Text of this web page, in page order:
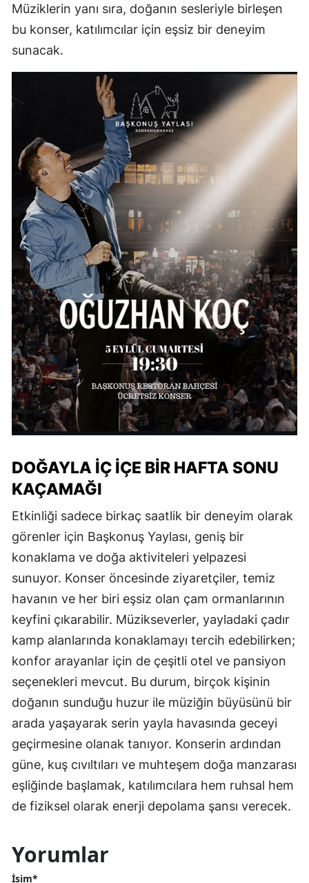
Müziklerin yanı sıra, doğanın sesleriyle birleşen
bu konser, katılımcılar için eşsiz bir deneyim
sunacak.
DOĞAYLA İÇ İÇE BİR HAFTA SONU
KAÇAMAĞI
Etkinliği sadece birkaç saatlik bir deneyim olarak
görenler için Başkonuş Yaylası, geniş bir
konaklama ve doğa aktiviteleri yelpazesi
sunuyor. Konser öncesinde ziyaretçiler, temiz
havanın ve her biri eşsiz olan çam ormanlarının
keyfini çıkarabilir. Müzikseverler, yayladaki çadır
kamp alanlarında konaklamayı tercih edebilirken;
konfor arayanlar için de çeşitli otel ve pansiyon
seçenekleri mevcut. Bu durum, birçok kişinin
doğanın sunduğu huzur ile müziğin büyüsünü bir
arada yaşayarak serin yayla havasında geceyi
geçirmesine olanak tanıyor. Konserin ardından
güne, kuş cıvıltıları ve muhteşem doğa manzarası
eşliğinde başlamak, katılımcılara hem ruhsal hem
de fiziksel olarak enerji depolama şansı verecek.
Yorumlar
İsim*